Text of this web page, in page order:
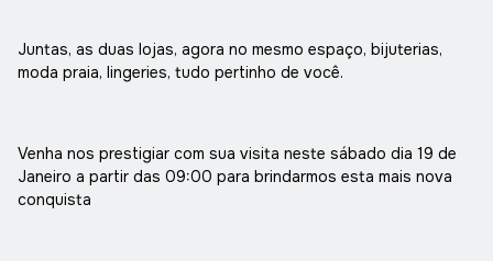
Juntas, as duas lojas, agora no mesmo espaço, bijuterias,
moda praia, lingeries, tudo pertinho de você.
Venha nos prestigiar com sua visita neste sábado dia 19 de
Janeiro a partir das 09:00 para brindarmos esta mais nova
conquista